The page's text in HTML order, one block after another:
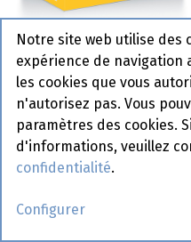
Stick De Dinde Frit Is It
21 x 135 gr
Notre site web utilise des
expérience de navigation
les cookies que vous
n'autorisez pas. Vous
paramètres des cookies.
d'informations, veuillez
confidentialité.
Configurer